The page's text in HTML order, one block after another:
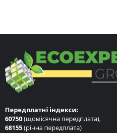
Передплатні індекси:
60750(щомісячна передплата),
68155(річна передплата)